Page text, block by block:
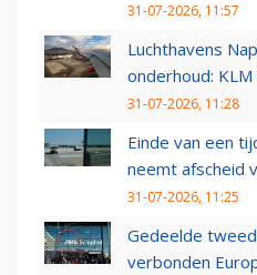
31-07-2026, 11:57
Luchthavens
onderhoud:
31-07-2026, 11:28
Einde van een
neemt afscheid
31-07-2026, 11:25
Gedeelde
verbonden